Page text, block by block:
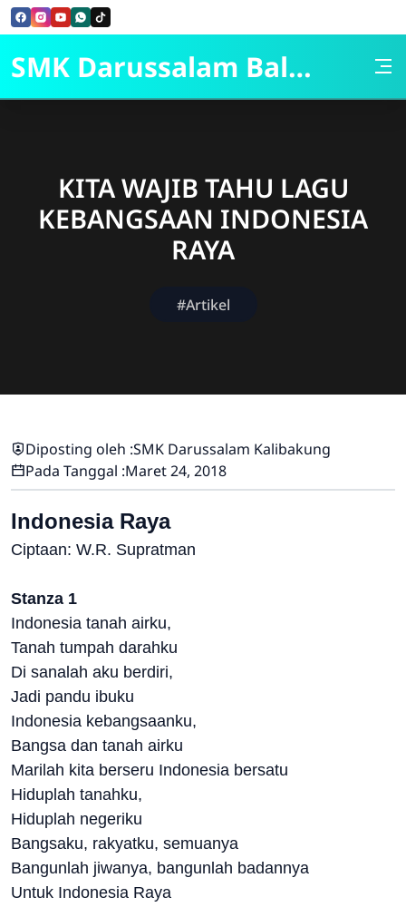
Skip to Content
SMK Darussalam Balapulang
KITA WAJIB TAHU LAGU
KEBANGSAAN INDONESIA
RAYA
#Artikel
Diposting oleh :SMK Darussalam Kalibakung
Pada Tanggal :Maret 24, 2018
Indonesia Raya
Ciptaan: W.R. Supratman
Stanza 1
Indonesia tanah airku,
Tanah tumpah darahku
Di sanalah aku berdiri,
Jadi pandu ibuku
Indonesia kebangsaanku,
Bangsa dan tanah airku
Marilah kita berseru Indonesia bersatu
Hiduplah tanahku,
Hiduplah negeriku
Bangsaku, rakyatku, semuanya
Bangunlah jiwanya, bangunlah badannya
Untuk Indonesia Raya